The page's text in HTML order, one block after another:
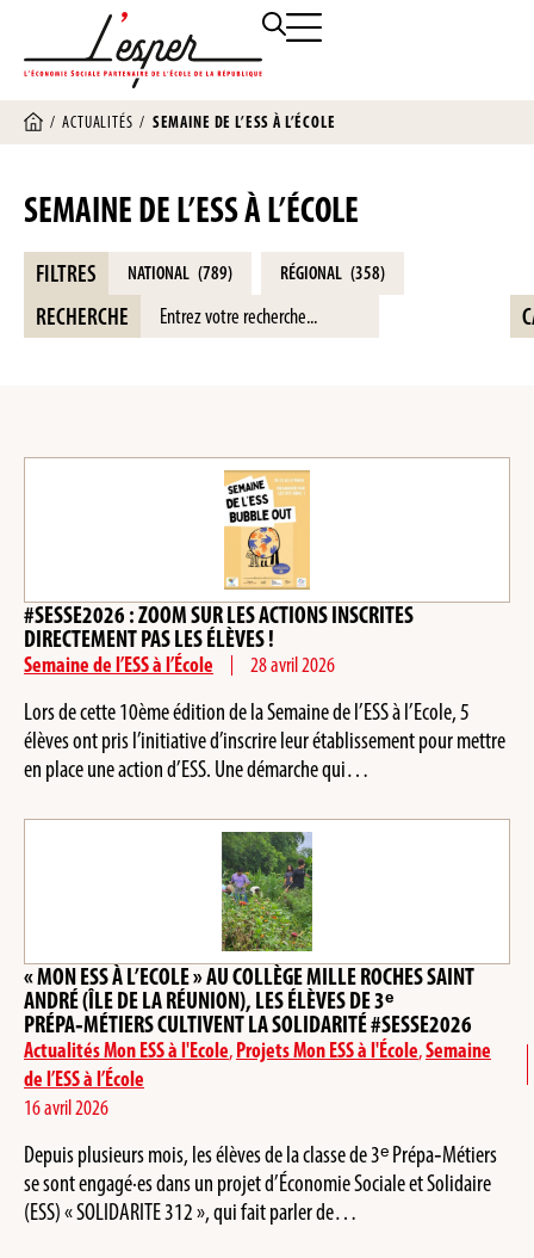
/ACTUALITÉS / SEMAINE DE L’ESS À L’ÉCOLE
SEMAINE DE L’ESS À L’ÉCOLE
FILTRES NATIONAL (789) RÉGIONAL (358)
RECHERCHE
#SESSE2026 : ZOOM SUR LES ACTIONS INSCRITES
DIRECTEMENT PAS LES ÉLÈVES !
Semaine de l’ESS à l’École 28 avril 2026
Lors de cette 10ème édition de la Semaine de l’ESS à l’Ecole, 5
élèves ont pris l’initiative d’inscrire leur établissement pour mettre
en place une action d’ESS. Une démarche qui…
« MON ESS À L’ECOLE » AU COLLÈGE MILLE ROCHES SAINT
ANDRÉ (ÎLE DE LA RÉUNION), LES ÉLÈVES DE 3ᵉ
PRÉPA‑MÉTIERS CULTIVENT LA SOLIDARITÉ #SESSE2026
Actualités Mon ESS à l'Ecole,Projets Mon ESS à l'École,Semaine
de l’ESS à l’École
16 avril 2026
Depuis plusieurs mois, les élèves de la classe de 3ᵉ Prépa‑Métiers
se sont engagé·es dans un projet d’Économie Sociale et Solidaire
(ESS) « SOLIDARITE 312 », qui fait parler de…